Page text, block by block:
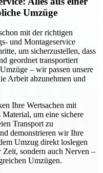
Umzüge
mit der richtigen
und Montageservice
um sicherzustellen, dass
geordnet transportiert
– wir passen unsere
Arbeit abzunehmen und
Ihre Wertsachen mit
um eine sichere
Transport zu
demonstrieren wir Ihre
Umzug direkt loslegen
sondern auch Nerven –
Umzügen.